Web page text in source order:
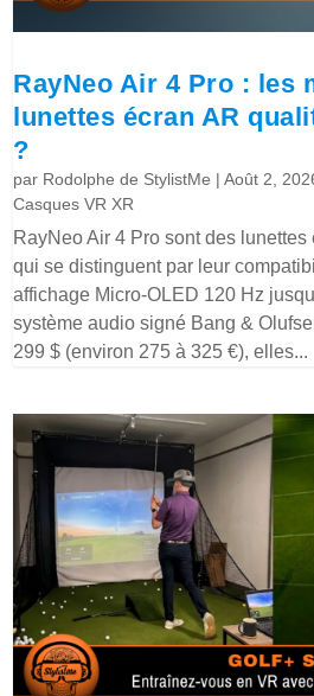
RayNeo Air 4 Pro : les
lunettes écran AR
?
par Rodolphe de StylistMe |Août 2,
Casques VR XR
RayNeo Air 4 Pro sont des
qui se distinguent par leur
affichage Micro-OLED 120 Hz
système audio signé Bang &
299 $ (environ 275 à 325 €), elles...